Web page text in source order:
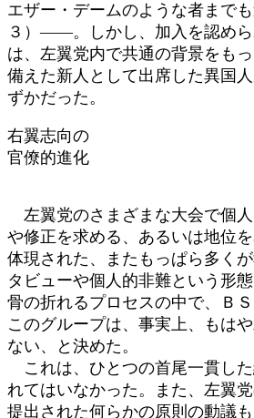
エザー・デームのような者まで
３）――。しかし、加入を認め
は、左翼党内で共通の背景をも
備えた新人として出席した異国
ずかだった。
右翼志向の
官僚的進化
左翼党のさまざまな大会で個
や修正を求める、あるいは地位
体現された、またもっぱら多く
タビューや個人的非難という形
骨の折れるプロセスの中で、Ｂ
このグループは、事実上、もは
ない、と決めた。
これは、ひとつの首尾一貫し
れてはいなかった。また、左翼
提出された何らかの原則の動議